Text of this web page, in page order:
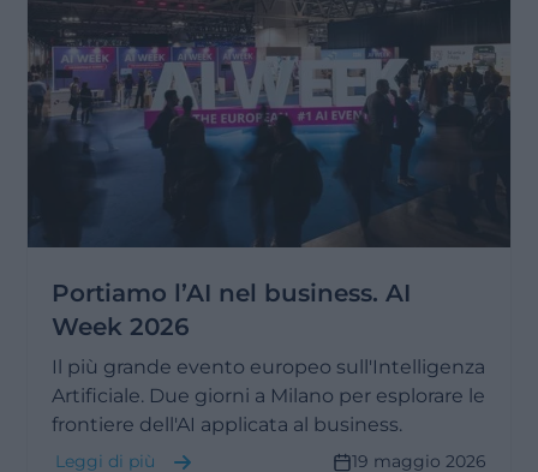
Portiamo l’AI nel business. AI
Week 2026
Il più grande evento europeo sull'Intelligenza
Artificiale. Due giorni a Milano per esplorare le
frontiere dell'AI applicata al business.
Leggi di più 19 maggio 2026